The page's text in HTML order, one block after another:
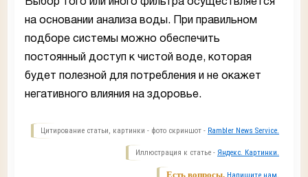
Выбор того или иного фильтра осуществляется
на основании анализа воды. При правильном
подборе системы можно обеспечить
постоянный доступ к чистой воде, которая
будет полезной для потребления и не окажет
негативного влияния на здоровье.
Цитирование статьи, картинки - фото скриншот - Rambler News Service.
Иллюстрация к статье - Яндекс. Картинки.
Есть вопросы.